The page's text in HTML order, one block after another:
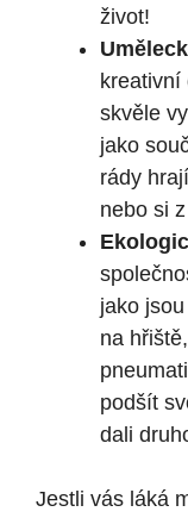
život!
kreativní
skvěle
jako
rády
nebo si
jako
na
podšít
dali
Jestli vás láká